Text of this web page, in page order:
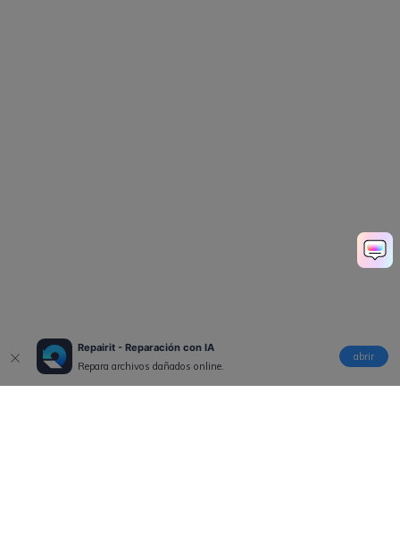
Repairit - Reparación con IA
Repara archivos dañados online.
abrir